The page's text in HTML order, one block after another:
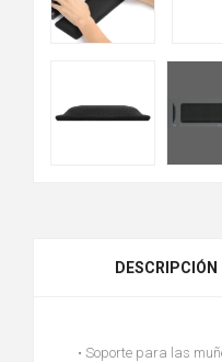
DESCRIPCIÓN
• Soporte para las